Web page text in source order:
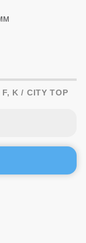
K / CITY TOP